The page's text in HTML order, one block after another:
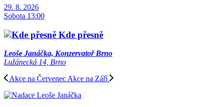
29. 8. 2026
Sobota 13:00
Kde přesně
Leoše Janáčka, Konzervatoř Brno
Lužánecká 14, Brno
Akce na Červenec Akce na Září